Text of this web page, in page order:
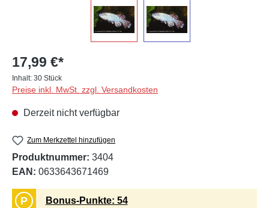
17,99 €*
Inhalt: 30 Stück
Preise inkl. MwSt. zzgl. Versandkosten
Derzeit nicht verfügbar
Zum Merkzettel hinzufügen
Produktnummer: 3404
EAN: 0633643671469
P Bonus-Punkte: 54